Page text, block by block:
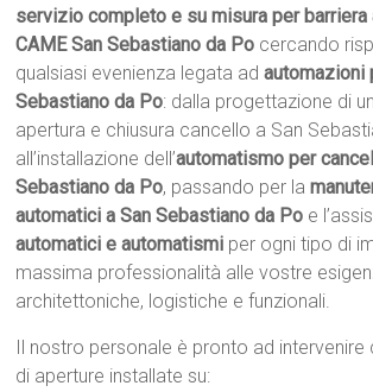
servizio completo e su misura per barriera
CAME San Sebastiano da Po cercando
qualsiasi evenienza legata adautomazioni
Sebastiano da Po: dalla progettazione di
apertura e chiusura cancello a San
all’installazione dell’automatismo per
Sebastiano da Po, passando per la
automatici a San Sebastiano da Po e
automatici e automatismi per ogni tipo di
massima professionalità alle vostre
architettoniche, logistiche e funzionali.
Il nostro personale è pronto ad intervenire
di aperture installate su: